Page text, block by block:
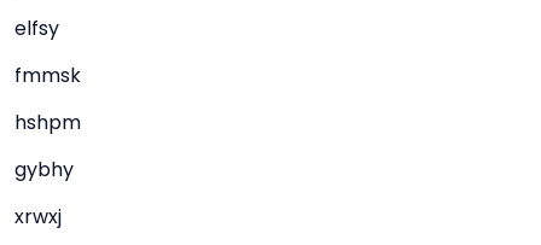
elfsy
fmmsk
hshpm
gybhy
xrwxj